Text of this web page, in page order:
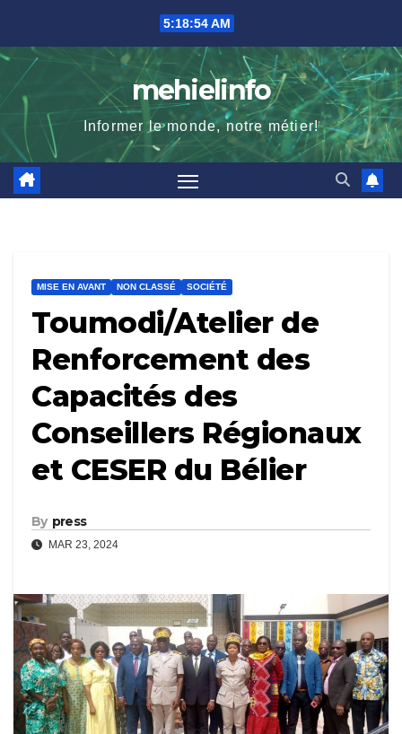
content
5:18:55 AM
mehielinfo
Informer le monde, notre métier!
MISE EN AVANT NON CLASSÉ SOCIÉTÉ
Toumodi/Atelier de
Renforcement des
Capacités des
Conseillers Régionaux
et CESER du Bélier
By press
MAR 23, 2024